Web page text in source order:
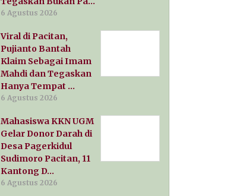
6 Agustus 2026
Viral di Pacitan,
Pujianto Bantah
Klaim Sebagai Imam
Mahdi dan Tegaskan
Hanya Tempat …
6 Agustus 2026
Mahasiswa KKN UGM
Gelar Donor Darah di
Desa Pagerkidul
Sudimoro Pacitan, 11
Kantong D…
6 Agustus 2026